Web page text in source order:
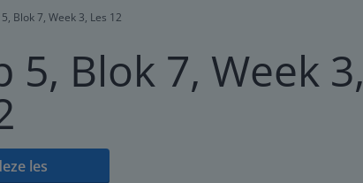
Blok 7, Week 3, Les 12
5, Blok 7, Week 3,
les